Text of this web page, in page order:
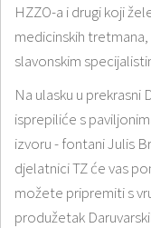
HZZO-a i drugi koji
medicinskih
slavonskim
Na ulasku u prekrasni
isprepiliće s
izvoru - fontani Julis
djelatnici TZ će vas
možete pripremiti s
produžetak